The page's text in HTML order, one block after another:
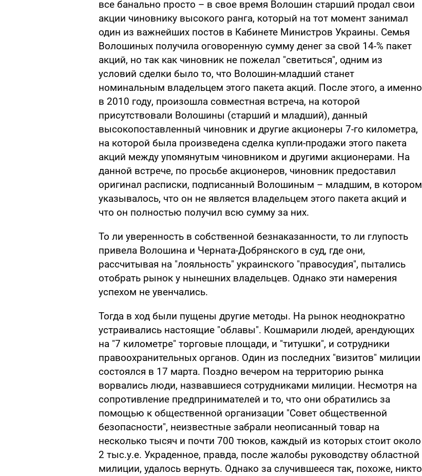
все банально просто – в свое время Волошин старший продал свои
акции чиновнику высокого ранга, который на тот момент занимал
один из важнейших постов в Кабинете Министров Украины. Семья
Волошиных получила оговоренную сумму денег за свой 14-% пакет
акций, но так как чиновник не пожелал "светиться", одним из
условий сделки было то, что Волошин-младший станет
номинальным владельцем этого пакета акций. После этого, а именно
в 2010 году, произошла совместная встреча, на которой
присутствовали Волошины (старший и младший), данный
высокопоставленный чиновник и другие акционеры 7-го километра,
на которой была произведена сделка купли-продажи этого пакета
акций между упомянутым чиновником и другими акционерами. На
данной встрече, по просьбе акционеров, чиновник предоставил
оригинал расписки, подписанный Волошиным – младшим, в котором
указывалось, что он не является владельцем этого пакета акций и
что он полностью получил всю сумму за них.
То ли уверенность в собственной безнаказанности, то ли глупость
привела Волошина и Черната-Добрянского в суд, где они,
рассчитывая на "лояльность" украинского "правосудия", пытались
отобрать рынок у нынешних владельцев. Однако эти намерения
успехом не увенчались.
Тогда в ход были пущены другие методы. На рынок неоднократно
устраивались настоящие "облавы". Кошмарили людей, арендующих
на "7 километре" торговые площади, и "титушки", и сотрудники
правоохранительных органов. Один из последних "визитов" милиции
состоялся в 17 марта. Поздно вечером на территорию рынка
ворвались люди, назвавшиеся сотрудниками милиции. Несмотря на
сопротивление предпринимателей и то, что они обратились за
помощью к общественной организации "Совет общественной
безопасности", неизвестные забрали неописанный товар на
несколько тысяч и почти 700 тюков, каждый из которых стоит около
2 тыс.у.е. Украденное, правда, после жалобы руководству областной
милиции, удалось вернуть. Однако за случившееся так, похоже, никто